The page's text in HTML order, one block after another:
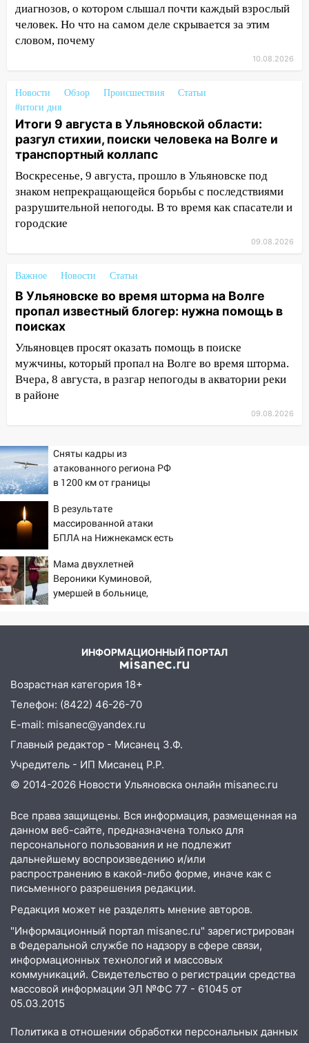
15:12 В Ульяновске выгорела кухня в
многоэтажке
Гинеколог рассказала о том, с
молодые мамы
13:02 Соцсети: на улице Розы
Люксембург дерево упало на
автомобиль
13:00
новых начинаний: гороскоп для всех
знаков зодиака на неделю с 10 по 16
августа
12:57
В Ульяновской области ожидается
крупный град
12:11 Где есть бензин в Ульяновске 9
августа: список АЗС
11:55 Соцсети: светофор упал на
машину во время сильного ливня в
Ульяновске
В Ульяновской области люди в
10:13
Прокуратура подвела итоги
недели в Ульяновской области
09:18
движение трамваев в Ульяновске
09:15
Ураган, изнасилование ребенка,
автоподставы и атака беспилотников:
важные итоги прошедшей недели в
Ульяновской области
08:20
трамвайную и троллейбусную
Внимание! В Цильнинском районе
пропал 67-летний мужчина
08:11 На Ульяновск снова надвигается
непогода
07:30 Евро-3 вместо Евро-5: что
означают классы бензина и можно ли
заливать «старое» топливо в
современные автомобили
06:30 Какая погода будет в Ульяновской
области днем 9 августа
05:05 День, когда всё может
измениться: гороскоп на 9 августа —
три знака получат шанс, который нельзя
упустить
08.08.2026
20:10 Во время урагана в Ульяновске на
Волге перевернулась лодка
19:55
В Ульяновске упавшее дерево
заблокировало в машине двух женщин
17:15
В Ульяновской области
диагнозов, о котором слышал почти каждый взрослый
человек. Но что на самом деле скрывается за этим
словом, почему
10.08.2026
Новости Обзор Происшествия
Статьи
#итоги дня
Итоги 9 августа в Ульяновской области:
разгул стихии, поиски человека на Волге и
транспортный коллапс
Воскресенье, 9 августа, прошло в Ульяновске под
знаком непрекращающейся борьбы с последствиями
разрушительной непогоды. В то время как спасатели и
городские
09.08.2026
Важное Новости Статьи
В Ульяновске во время шторма на Волге
пропал известный блогер: нужна помощь в
поисках
Ульяновцев просят оказать помощь в поиске
мужчины, который пропал на Волге во время шторма.
Вчера, 8 августа, в разгар непогоды в акватории реки
в районе
09.08.2026
Сняты кадры из
атакованного региона РФ
в 1200 км от границы
В результате
массированной атаки
БПЛА на Нижнекамск есть
Мама двухлетней
Вероники Куминовой,
умершей в больнице,
ИНФОРМАЦИОННЫЙ ПОРТАЛ
Возрастная категория 18+
Телефон: (8422) 46-26-70
E-mail: misanec@yandex.ru
Главный редактор - Мисанец З.Ф.
Учредитель - ИП Мисанец Р.Р.
© 2014-2026 Новости Ульяновска онлайн misanec.ru
Все права защищены. Вся информация, размещенная на
данном веб-сайте, предназначена только для
персонального пользования и не подлежит
дальнейшему воспроизведению и/или
распространению в какой-либо форме, иначе как с
письменного разрешения редакции.
Редакция может не разделять мнение авторов.
"Информационный портал misanec.ru" зарегистрирован
в Федеральной службе по надзору в сфере связи,
информационных технологий и массовых
коммуникаций. Свидетельство о регистрации средства
массовой информации ЭЛ №ФС 77 - 61045 от
05.03.2015
Политика в отношении обработки персональных данных